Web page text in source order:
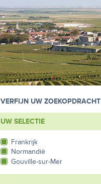
VERFIJN UW ZOEKOPDRACHT
UW SELECTIE
Frankrijk
Normandië
Gouville-sur-Mer